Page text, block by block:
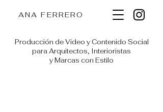
ANA FERRERO
Producción de Video y Contenido Social
para Arquitectos, Interioristas
y Marcas con Estilo